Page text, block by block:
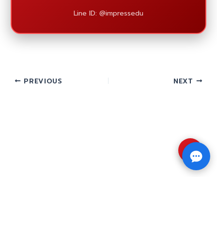
Line ID: @impressedu
PREVIOUS NEXT
⇧